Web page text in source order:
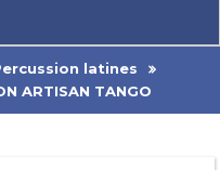
latines
ARTISAN TANGO